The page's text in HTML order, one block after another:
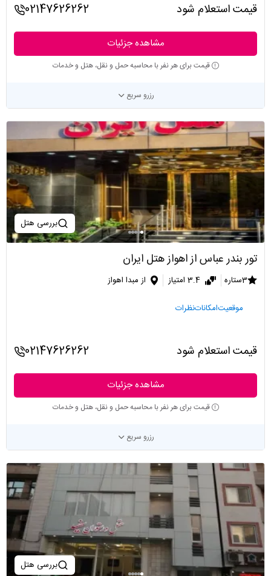
قیمت استعلام شود 02147626262
مشاهده جزئیات
قیمت برای هر نفر با محاسبه حمل و نقل، هتل و خدمات
رزرو سریع
بررسی هتل
تور بندر عباس از اهواز هتل ایران
3ستاره 3.4 امتیاز از مبدا اهواز
موقعیتامکاناتنظرات
قیمت استعلام شود 02147626262
مشاهده جزئیات
قیمت برای هر نفر با محاسبه حمل و نقل، هتل و خدمات
رزرو سریع
بررسی هتل